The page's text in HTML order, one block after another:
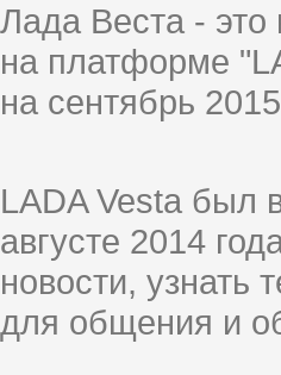
Лада Веста -
на платформе
на сентябрь
LADA Vesta был
августе 2014
новости, узнать
для общения и